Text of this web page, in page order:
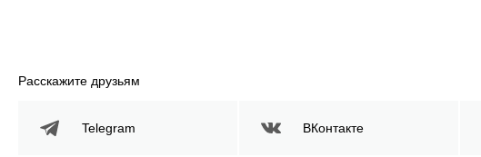
Расскажите друзьям
Telegram ВКонтакте